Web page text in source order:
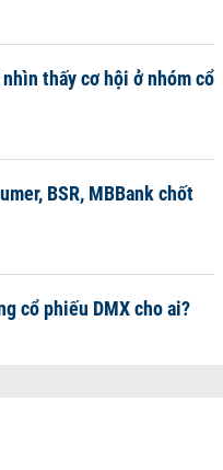
thấy cơ hội ở nhóm cổ
BSR, MBBank chốt
cổ phiếu DMX cho ai?